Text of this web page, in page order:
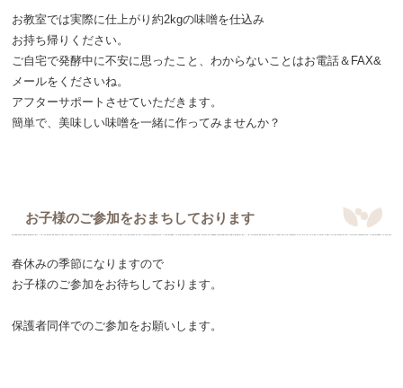
お教室では実際に仕上がり約2kgの味噌を仕込み
お持ち帰りください。
ご自宅で発酵中に不安に思ったこと、わからないことはお電話＆FAX&
メールをくださいね。
アフターサポートさせていただきます。
簡単で、美味しい味噌を一緒に作ってみませんか？
お子様のご参加をおまちしております
春休みの季節になりますので
お子様のご参加をお待ちしております。
保護者同伴でのご参加をお願いします。